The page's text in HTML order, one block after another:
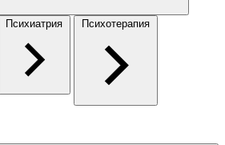
Психиатрия Психотерапия